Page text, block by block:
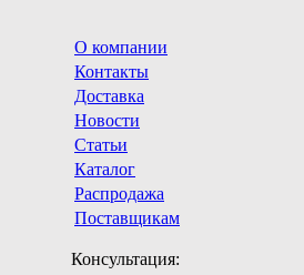
О компании
Контакты
Доставка
Новости
Статьи
Каталог
Распродажа
Поставщикам
Консультация: